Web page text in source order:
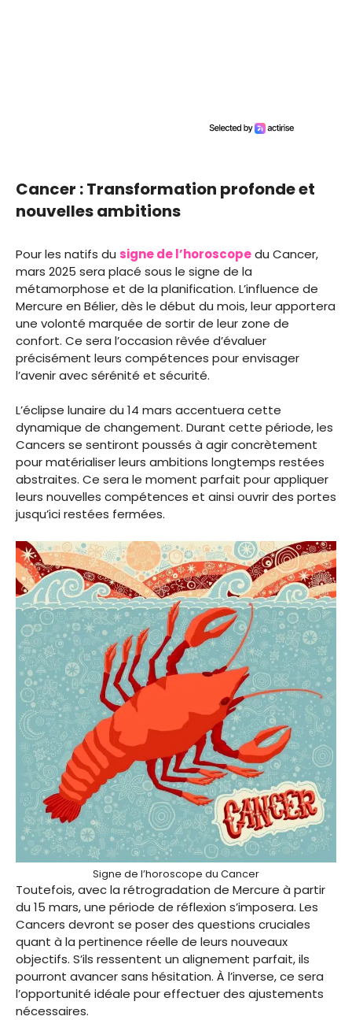
Cancer : Transformation profonde et
nouvelles ambitions
Pour les natifs du signe de l’horoscopedu Cancer,
mars 2025 sera placé sous le signe de la
métamorphose et de la planification. L’influence de
Mercure en Bélier, dès le début du mois, leur apportera
une volonté marquée de sortir de leur zone de
confort. Ce sera l’occasion rêvée d’évaluer
précisément leurs compétences pour envisager
l’avenir avec sérénité et sécurité.
L’éclipse lunaire du 14 mars accentuera cette
dynamique de changement. Durant cette période, les
Cancers se sentiront poussés à agir concrètement
pour matérialiser leurs ambitions longtemps restées
abstraites. Ce sera le moment parfait pour appliquer
leurs nouvelles compétences et ainsi ouvrir des portes
jusqu’ici restées fermées.
Signe de l’horoscope du Cancer
Toutefois, avec la rétrogradation de Mercure à partir
du 15 mars, une période de réflexion s’imposera. Les
Cancers devront se poser des questions cruciales
quant à la pertinence réelle de leurs nouveaux
objectifs. S’ils ressentent un alignement parfait, ils
pourront avancer sans hésitation. À l’inverse, ce sera
l’opportunité idéale pour effectuer des ajustements
nécessaires.